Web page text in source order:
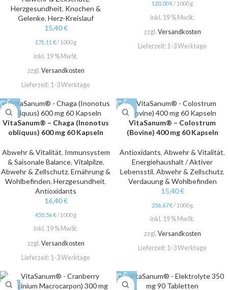
Herzgesundheit, Knochen &
Gelenke, Herz-Kreislauf
15,40€
171,11 €/ 1000 g
inkl. 19 % MwSt.
zzgl. Versandkosten
Lieferzeit: 1-3 Werktage
120,00€/ 1000 g
inkl. 19 % MwSt.
zzgl. Versandkosten
Lieferzeit: 1-3 Werktage
VitaSanum® – Chaga (Inonotus
obliquus) 600 mg 60 Kapseln
Abwehr & Vitalität, Immunsystem
& Saisonale Balance, Vitalpilze,
Abwehr & Zellschutz, Ernährung &
Wohlbefinden, Herzgesundheit,
Antioxidants
16,40€
455,56€/ 1000 g
inkl. 19 % MwSt.
zzgl. Versandkosten
Lieferzeit: 1-3 Werktage
VitaSanum® – Colostrum
(Bovine) 400 mg 60 Kapseln
Antioxidants, Abwehr & Vitalität,
Energiehaushalt / Aktiver
Lebensstil, Abwehr & Zellschutz,
Verdauung & Wohlbefinden
15,40€
256,67€/ 1000 g
inkl. 19 % MwSt.
zzgl. Versandkosten
Lieferzeit: 1-3 Werktage